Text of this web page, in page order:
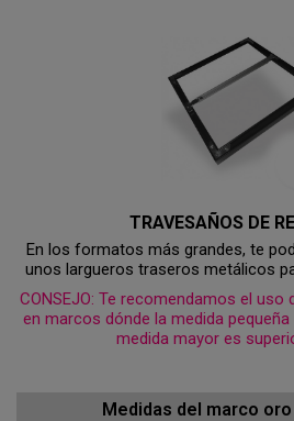
TRAVESAÑOS DE
En los formatos más grandes, te
unos largueros traseros metálicos
CONSEJO: Te recomendamos el
en marcos dónde la medida
medida mayor es
Medidas del marco